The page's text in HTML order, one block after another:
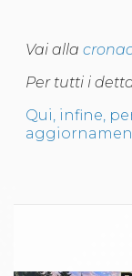
Vai alla
Per tutti i
Qui, infine,